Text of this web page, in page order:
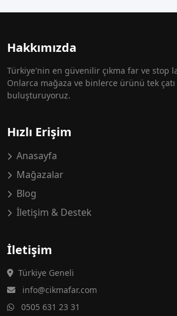
Hakkımızda
Türkiye'nin en güvenilir çıkma far ve stop
Onlarca mağaza ve binlerce ürünü tek çatı
buluşturuyoruz.
Hızlı Erişim
Anasayfa
Mağazalar
Blog
İletişim & Destek
İletişim
Türkiye Geneli
info@cikmafar.com
0505 631 23 31